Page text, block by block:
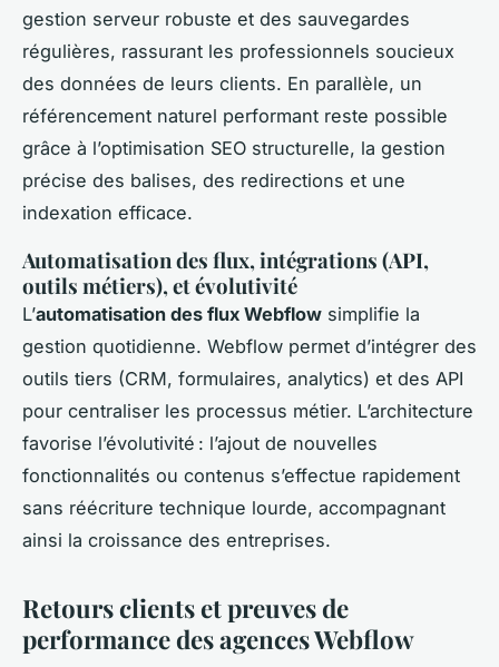
gestion serveur robuste et des sauvegardes
régulières, rassurant les professionnels soucieux
des données de leurs clients. En parallèle, un
référencement naturel performant reste possible
grâce à l’optimisation SEO structurelle, la gestion
précise des balises, des redirections et une
indexation efficace.
Automatisation des flux, intégrations (API,
outils métiers), et évolutivité
L’automatisation des flux Webflow simplifie la
gestion quotidienne. Webflow permet d’intégrer des
outils tiers (CRM, formulaires, analytics) et des API
pour centraliser les processus métier. L’architecture
favorise l’évolutivité : l’ajout de nouvelles
fonctionnalités ou contenus s’effectue rapidement
sans réécriture technique lourde, accompagnant
ainsi la croissance des entreprises.
Retours clients et preuves de
performance des agences Webflow